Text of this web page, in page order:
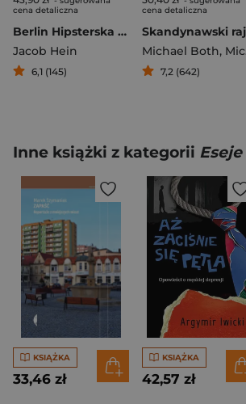
cena detaliczna
Berlin Hipsterska stolica Europy
Jacob Hein
6,1 (145)
cena detaliczna
Michael Both, Michael Booth
7,2 (642)
Inne książki z kategorii Eseje
KSIĄŻKA
33,46 zł
KSIĄŻKA
42,57 zł